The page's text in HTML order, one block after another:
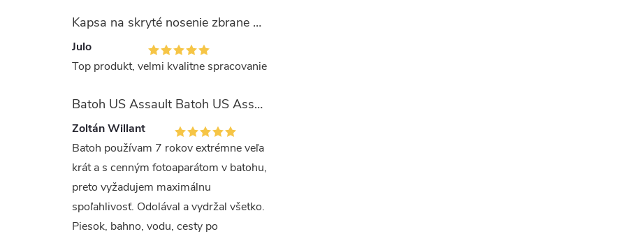
Kapsa na skryté nosenie zbrane OLIVA (veľkosť Glock 17/19)
Julo
Top produkt, velmi kvalitne spracovanie
Batoh US Assault Batoh US Assault "LASER CUT" 36l MULTIT.
Zoltán Willant
Batoh používam 7 rokov extrémne veľa
krát a s cenným fotoaparátom v batohu,
preto vyžadujem maximálnu
spoľahlivosť. Odolával a vydržal všetko.
Piesok, bahno, vodu, cesty po